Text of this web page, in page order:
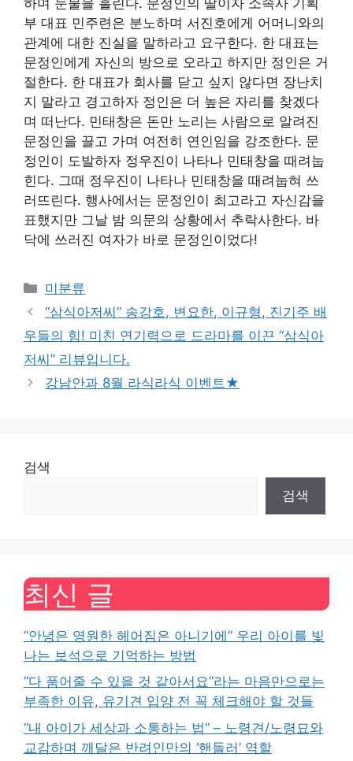
부 대표 민주련은 분노하며 서진호에게 어머니와의
관계에 대한 진실을 말하라고 요구한다. 한 대표는
문정인에게 자신의 방으로 오라고 하지만 정인은 거
절한다. 한 대표가 회사를 닫고 싶지 않다면 장난치
지 말라고 경고하자 정인은 더 높은 자리를 찾겠다
며 떠난다. 민태창은 돈만 노리는 사람으로 알려진
문정인을 끌고 가며 여전히 연인임을 강조한다. 문
정인이 도발하자 정우진이 나타나 민태창을 때려눕
힌다. 그때 정우진이 나타나 민태창을 때려눕혀 쓰
러뜨린다. 행사에서는 문정인이 최고라고 자신감을
표했지만 그날 밤 의문의 상황에서 추락사한다. 바
닥에 쓰러진 여자가 바로 문정인이었다!
Categories
미분류
“삼식아저씨” 송강호, 변요한, 이규형, 진기주 배
우들의 힘! 미친 연기력으로 드라마를 이끈 “삼식아
저씨” 리뷰입니다.
강남안과 8월 라식라식 이벤트★
검색
검색
최신 글
“안녕은 영원한 헤어짐은 아니기에” 우리 아이를 빛
나는 보석으로 기억하는 방법
“다 품어줄 수 있을 것 같아서요”라는 마음만으로는
부족한 이유, 유기견 입양 전 꼭 체크해야 할 것들
“내 아이가 세상과 소통하는 법” – 노령견/노령묘와
교감하며 깨달은 반려인만의 ‘핸들러’ 역할